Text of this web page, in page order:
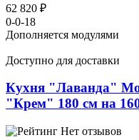
62 820 ₽
0-0-18
Дополняется модулями
Доступно для доставки
Кухня "Лаванда"
"Крем" 180 см на
Нет отзывов